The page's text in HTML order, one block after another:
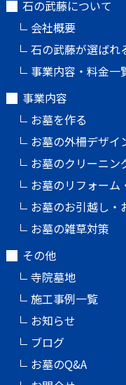
石の武藤について
会社概要
石の武藤が選ばれ
事業内容・料金一
事業内容
お墓を作る
お墓の外柵デザイ
お墓のクリーニン
お墓のリフォーム
お墓のお引越し・
お墓の雑草対策
その他
寺院墓地
施工事例一覧
お知らせ
ブログ
お墓のQ&A